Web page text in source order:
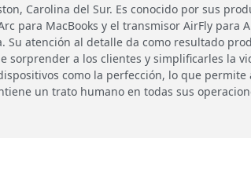
Carolina del Sur. Es conocido por sus
para MacBooks y el transmisor AirFly para
Su atención al detalle da como resultado
sorprender a los clientes y simplificarles la
como la perfección, lo que permite
un trato humano en todas sus